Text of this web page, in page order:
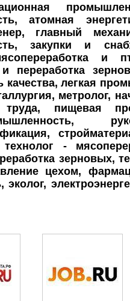
атомная
главный
закупки и
и
и переработка
качества, легкая
метролог,
труда, пищевая
-
зерновых,
цехом,